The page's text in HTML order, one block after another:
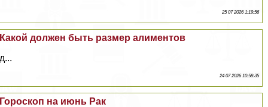
25 07 2026 1:19:56
Какой должен быть размер алиментов
д...
24 07 2026 10:58:35
Гороскоп на июнь Paк